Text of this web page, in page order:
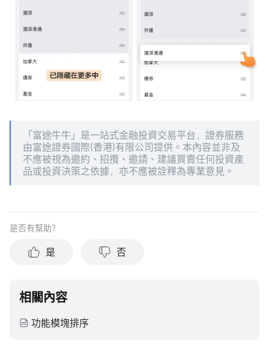
「富途牛牛」是一站式金融投資交易平台，證券服務
由富途證券國際(香港)有限公司提供。本內容並非及
不應被視為邀約、招攬、邀請、建議買賣任何投資產
品或投資決策之依據，亦不應被詮釋為專業意見。
是否有幫助？
是 否
相關內容
功能模塊排序